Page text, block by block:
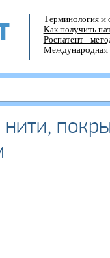
Терминология и
Как получить
Роспатент -
Международная